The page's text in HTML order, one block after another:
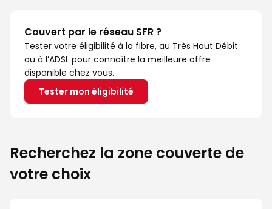
Couvert par le réseau SFR ?
Tester votre éligibilité à la fibre, au Très Haut Débit
ou à l’ADSL pour connaître la meilleure offre
disponible chez vous.
Tester mon éligibilité
Recherchez la zone couverte de
votre choix